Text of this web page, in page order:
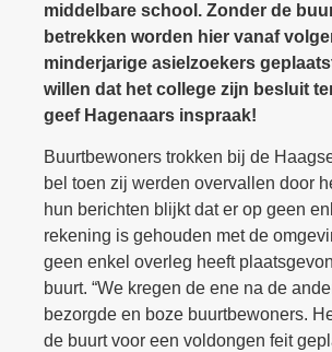
middelbare school. Zonder de
betrekken worden hier vanaf
minderjarige asielzoekers
willen dat het college zijn besluit
geef Hagenaars inspraak!
Buurtbewoners trokken bij de
bel toen zij werden overvallen door
hun berichten blijkt dat er op geen
rekening is gehouden met de
geen enkel overleg heeft
buurt. “We kregen de ene na de
bezorgde en boze buurtbewoners.
de buurt voor een voldongen feit